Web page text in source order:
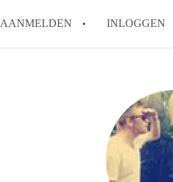
AANMELDEN INLOGGEN